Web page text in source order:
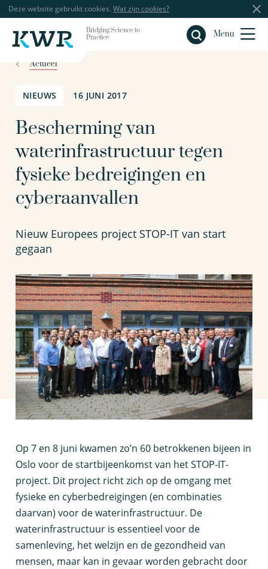
Deze website gebruikt cookies. Wat zijn cookies?
Bridging Science to
Practice
Menu
Sluiten
Actueel
NIEUWS 16 JUNI 2017
Bescherming van
waterinfrastructuur tegen
fysieke bedreigingen en
cyberaanvallen
Nieuw Europees project STOP-IT van start
gegaan
Op 7 en 8 juni kwamen zo’n 60 betrokkenen bijeen in
Oslo voor de startbijeenkomst van het STOP-IT-
project. Dit project richt zich op de omgang met
fysieke en cyberbedreigingen (en combinaties
daarvan) voor de waterinfrastructuur. De
waterinfrastructuur is essentieel voor de
samenleving, het welzijn en de gezondheid van
mensen, maar kan in gevaar worden gebracht door